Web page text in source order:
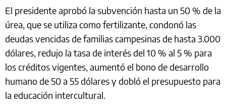
El presidente aprobó la subvención hasta un 50 % de la
úrea, que se utiliza como fertilizante, condonó las
deudas vencidas de familias campesinas de hasta 3.000
dólares, redujo la tasa de interés del 10 % al 5 % para
los créditos vigentes, aumentó el bono de desarrollo
humano de 50 a 55 dólares y dobló el presupuesto para
la educación intercultural.